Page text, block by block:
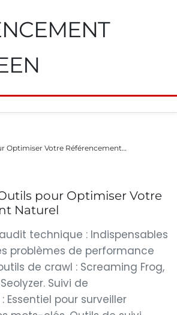
Optimiser Votre Référencement…
pour Optimiser Votre
Naturel
technique : Indispensables
problèmes de performance
de crawl : Screaming Frog,
Suivi de
Essentiel pour surveiller